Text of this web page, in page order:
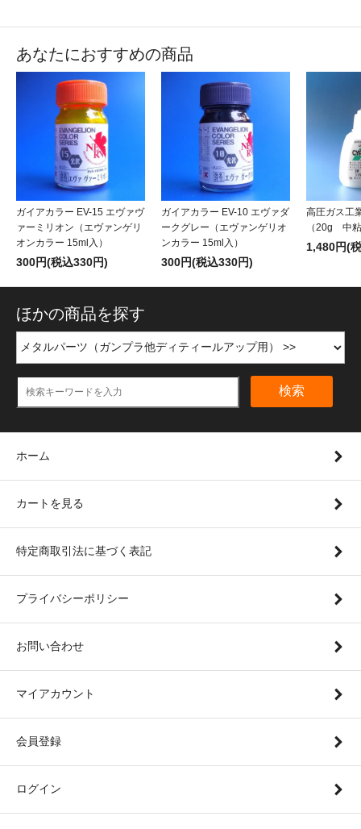
あなたにおすすめの商品
ガイアカラー EV-15 エヴァヴ
ァーミリオン（エヴァンゲリ
オンカラー 15ml入）
300円(税込330円)
ガイアカラー EV-10 エヴァダ
ークグレー（エヴァンゲリオ
ンカラー 15ml入）
300円(税込330円)
高圧ガス工
（20g 中
1,480円(
ほかの商品を探す
検索
ホーム
カートを見る
特定商取引法に基づく表記
プライバシーポリシー
お問い合わせ
マイアカウント
会員登録
ログイン